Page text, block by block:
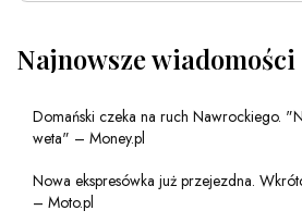
Najnowsze wiadomości
Domański czeka na ruch Nawrockiego.
weta" – Money.pl
Nowa ekspresówka już przejezdna.
– Moto.pl